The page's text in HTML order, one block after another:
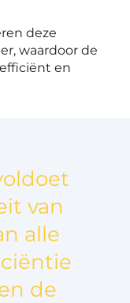
deze
waardoor de
en
van
alle
de